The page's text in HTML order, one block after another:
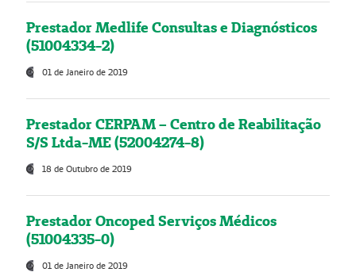
Prestador Medlife Consultas e Diagnósticos
(51004334-2)
01 de Janeiro de 2019
Prestador CERPAM – Centro de Reabilitação
S/S Ltda-ME (52004274-8)
18 de Outubro de 2019
Prestador Oncoped Serviços Médicos
(51004335-0)
01 de Janeiro de 2019